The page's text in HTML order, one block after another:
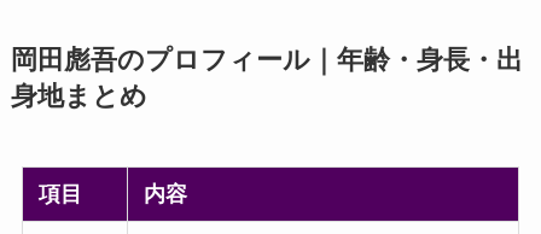
岡田彪吾のプロフィール｜年齢・身長・出
身地まとめ
項目 内容